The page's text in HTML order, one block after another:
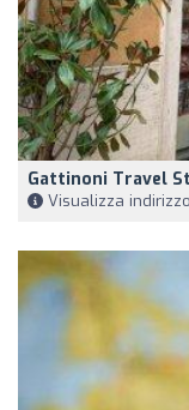
Gattinoni Travel
Visualizza